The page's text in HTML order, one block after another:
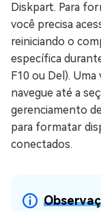
Diskpart. Para
você precisa
reiniciando o
específica
F10 ou Del).
navegue até a
gerenciamento
para formatar
conectados.